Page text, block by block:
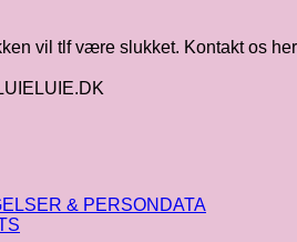
vil tlf være slukket. Kontakt os
& PERSONDATA